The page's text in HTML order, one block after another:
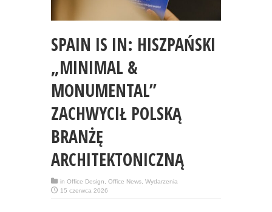
SPAIN IS IN: HISZPAŃSKI
„MINIMAL &
MONUMENTAL”
ZACHWYCIŁ POLSKĄ
BRANŻĘ
ARCHITEKTONICZNĄ
in Office Design Office News Wydarzenia
15 czerwca 2026